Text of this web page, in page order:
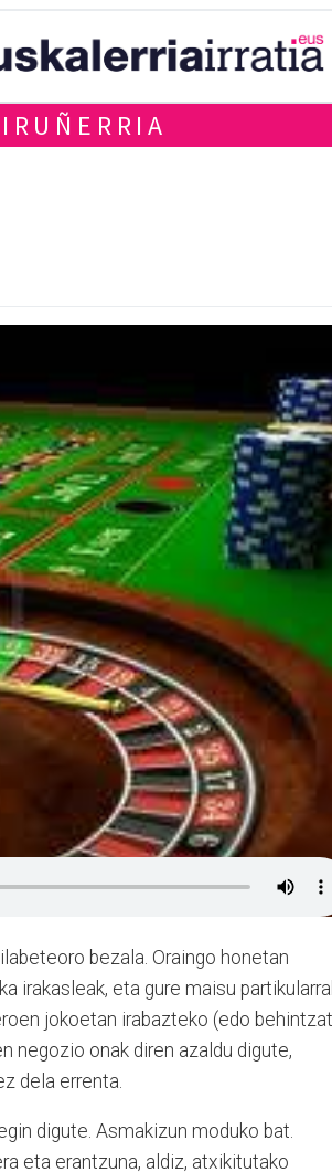
IRUÑERRIA
bezala. Oraingo honetan
irakasleak, eta gure maisu
jokoetan irabazteko (edo behintzat
negozio onak diren azaldu digute,
dela errenta.
digute. Asmakizun moduko bat.
eta erantzuna, aldiz, atxikitutako